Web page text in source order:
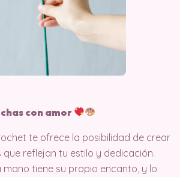
con amor
te ofrece la posibilidad de crear
que reflejan tu estilo y dedicación.
tiene su propio encanto, y lo